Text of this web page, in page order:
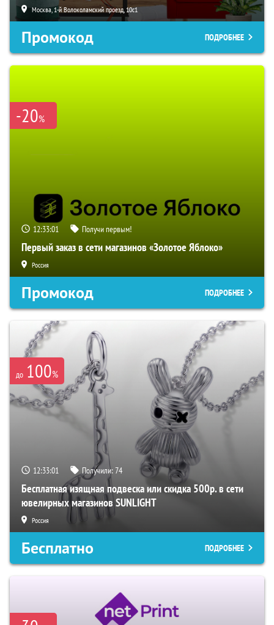
Москва, 1-й Волоколамский проезд, 10с1
Промокод ПОДРОБНЕЕ
-20%
12:33:00 Получи первым!
Первый заказ в сети магазинов «Золотое Яблоко»
Россия
Промокод ПОДРОБНЕЕ
до 100%
12:33:00 Получили:74
Бесплатная изящная подвеска или скидка 500р. в сети
ювелирных магазинов SUNLIGHT
Россия
Бесплатно ПОДРОБНЕЕ